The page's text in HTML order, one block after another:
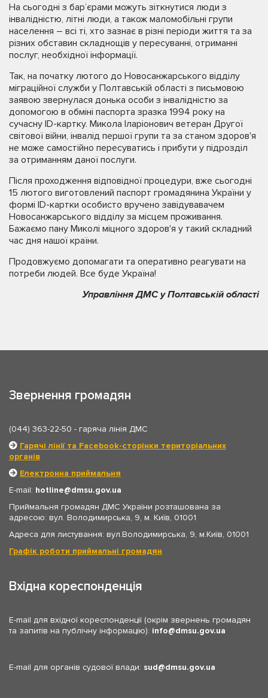
На сьогодні з бар’єрами можуть зіткнутися люди з
інвалідністю, літні люди, а також маломобільні групи
населення – всі ті, хто зазнає в різні періоди життя та за
різних обставин складнощів у пересуванні, отриманні
послуг, необхідної інформації.
Так, на початку лютого до Новосанжарського відділу
міграційної служби у Полтавській області з письмовою
заявою звернулася донька особи з інвалідністю за
допомогою в обміні паспорта зразка 1994 року на
сучасну ID-картку. Микола Іларіонович ветеран Другої
світової війни, інвалід першої групи та за станом здоров'я
не може самостійно пересуватись і прибути у підрозділ
за отриманням даної послуги.
Після проходження відповідної процедури, вже сьогодні
15 лютого виготовлений паспорт громадянина України у
формі ID-картки особисто вручено завідувавачем
Новосанжарського відділу за місцем проживання.
Бажаємо пану Миколі міцного здоров'я у такий складний
час дня нашої країни.
Продовжуємо допомагати та оперативно реагувати на
потреби людей. Все буде Україна!
Управління ДМС у Полтавській області
Звернення громадян
(044) 363-22-50 - гаряча лінія ДМС
Гарячі лінії та Facebook-сторінки територіальних
органів
Електронна приймальня
E-mail: hotline
dmsu.gov.ua
Приймальня громадян ДМС України розташована за
адресою: вул. Володимирська, 9, м. Київ, 01001
Адреса для листування: вул.Володимирська, 9, м.Київ, 01001
Графік роботи приймальні громадян
Вхідна кореспонденція
E-mail для вхідної кореспонденції (окрім звернень громадян
та запитів на публічну інформацію): info dmsu.gov.ua
E-mail для органів судової влади: sud dmsu.gov.ua